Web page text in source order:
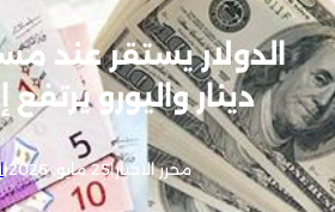
دينار واليورو يرتفع إلى
محرر الاخبار|25 مايو, 2026 |